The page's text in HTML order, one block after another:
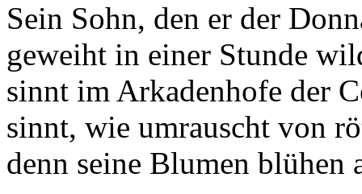
Sein Sohn, den er der
geweiht in einer Stunde
sinnt im Arkadenhofe der
sinnt, wie umrauscht von
denn seine Blumen blühen